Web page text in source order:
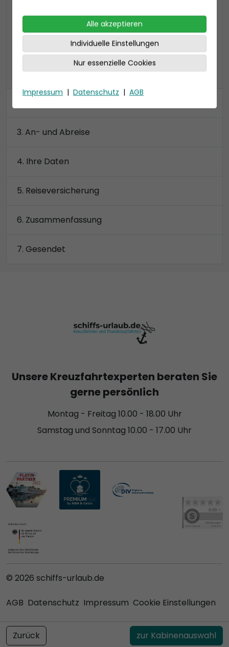
Preis 4.620 €
alle Kategorien anzeigen
An- und Abreise
Ihre Daten
Reiseversicherung
Zusammenfassung
Gesendet
Zurück zur Kabinenauswahl
Alle akzeptieren
Individuelle Einstellungen
Nur essenzielle Cookies
Impressum | Datenschutz | AGB
Unsere Kreuzfahrtexperten beraten Sie
gerne persönlich
Montag - Freitag 10.00 - 18.00 Uhr
Samstag und Sonntag 10.00 - 17.00 Uhr
© 2026 schiffs-urlaub.de
AGB Datenschutz Impressum Cookie Einstellungen